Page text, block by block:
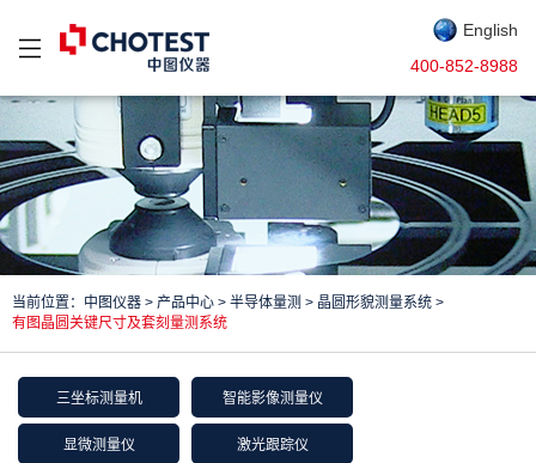
English
400-852-8988
当前位置： 中图仪器 > 产品中心 > 半导体量测 > 晶圆形貌测量系统 >
有图晶圆关键尺寸及套刻量测系统
三坐标测量机 智能影像测量仪
显微测量仪 激光跟踪仪